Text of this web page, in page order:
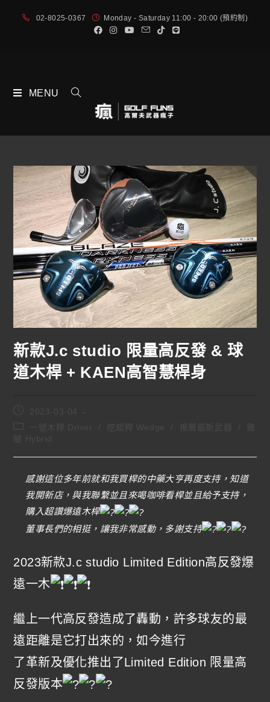
02-8025-0367 Monday - Saturday 11:00 - 20:00 (預約制)
MENU
新款J.c studio 限量高反發 & 球
道木桿 + KAEN高智慧桿身
2023-03-04
感謝這位多年前就和我買桿的中藥大亨再度支持，知道
我開新店，與我聯繫並且來喝咖啡看桿並且給予支持，
購入超讚爆遠木桿
董事長們的相挺，讓我非常感動，多謝支持
2023新款J.c studio Limited Edition高反發爆
遠一木
繼上一代高反發造成了轟動，許多球友的最
遠距離是它打出來的，如今進行
了革新及優化推出了Limited Edition 限量高
反發版本